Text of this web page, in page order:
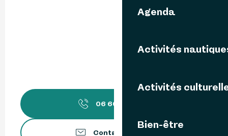
Agenda
Activités
Activités
Bien-être
06 60 41 70
Contactez-nous